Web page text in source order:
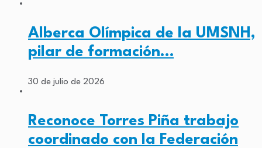
Alberca Olímpica de la UMSNH,
pilar de formación…
30 de julio de 2026
Reconoce Torres Piña trabajo
coordinado con la Federación